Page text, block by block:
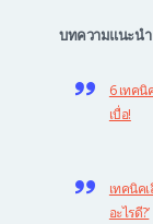
บทความแนะนำ
6 เทค
เบื่อ!
เทคนิค
อะไรดี?’